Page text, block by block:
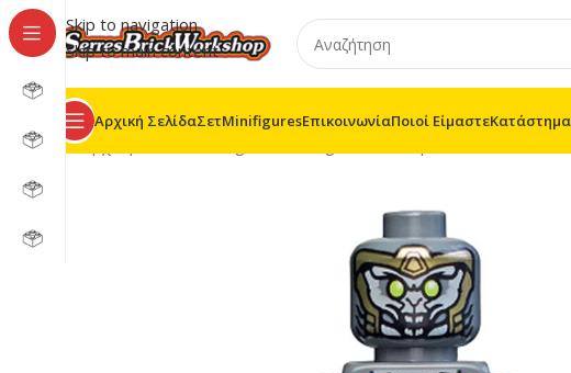
Skip to navigation
Skip to main content
Αρχική ΣελίδαΣετMinifiguresΕπικοινωνίαΠοιοί ΕίμαστεΚατάστημα
Αρχική σελίδα